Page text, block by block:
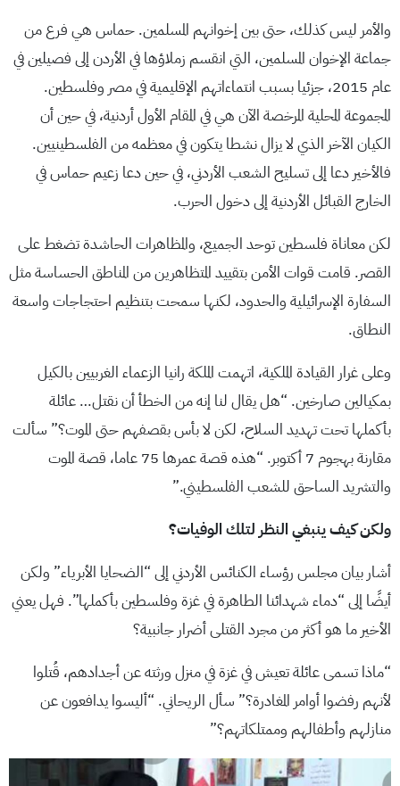
والأمر ليس كذلك، حتى بين إخوانهم المسلمين. حماس هي فرع من
جماعة الإخوان المسلمين، التي انقسم زملاؤها في الأردن إلى فصيلين في
عام 2015، جزئيا بسبب انتماءاتهم الإقليمية في مصر وفلسطين.
المجموعة المحلية المرخصة الآن هي في المقام الأول أردنية، في حين أن
الكيان الآخر الذي لا يزال نشطا يتكون في معظمه من الفلسطينيين.
فالأخير دعا إلى تسليح الشعب الأردني، في حين دعا زعيم حماس في
الخارج القبائل الأردنية إلى دخول الحرب.
لكن معاناة فلسطين توحد الجميع، والمظاهرات الحاشدة تضغط على
القصر. قامت قوات الأمن بتقييد المتظاهرين من المناطق الحساسة مثل
السفارة الإسرائيلية والحدود، لكنها سمحت بتنظيم احتجاجات واسعة
النطاق.
وعلى غرار القيادة الملكية، اتهمت الملكة رانيا الزعماء الغربيين بالكيل
بمكيالين صارخين. “هل يقال لنا إنه من الخطأ أن نقتل… عائلة
بأكملها تحت تهديد السلاح، لكن لا بأس بقصفهم حتى الموت؟” سألت
مقارنة بهجوم 7 أكتوبر. “هذه قصة عمرها 75 عاما، قصة الموت
والتشريد الساحق للشعب الفلسطيني.”
ولكن كيف ينبغي النظر لتلك الوفيات؟
أشار بيان مجلس رؤساء الكنائس الأردني إلى “الضحايا الأبرياء” ولكن
أيضًا إلى “دماء شهدائنا الطاهرة في غزة وفلسطين بأكملها”. فهل يعني
الأخير ما هو أكثر من مجرد القتلى أضرار جانبية؟
“ماذا تسمى عائلة تعيش في غزة في منزل ورثته عن أجدادهم، قُتلوا
لأنهم رفضوا أوامر المغادرة؟” سأل الريحاني. “أليسوا يدافعون عن
منازلهم وأطفالهم وممتلكاتهم؟”